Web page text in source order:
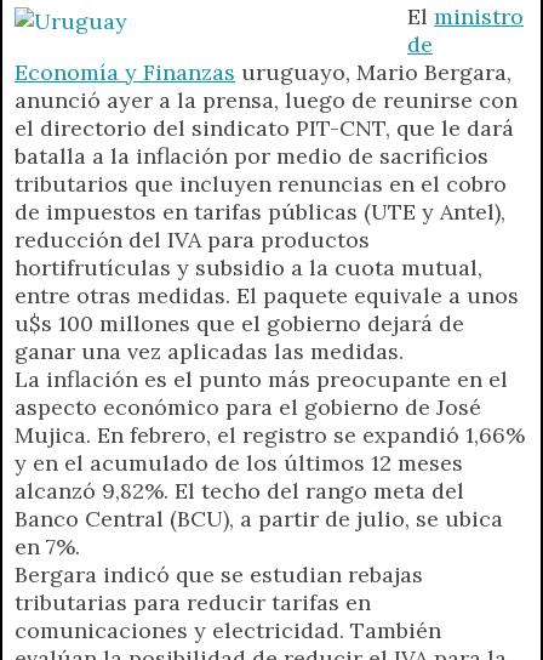
p
m
n
d
l
y
El ministro
de
Economía y Finanzas uruguayo, Mario Bergara,
anunció ayer a la prensa, luego de reunirse con
el directorio del sindicato PIT-CNT, que le dará
batalla a la inflación por medio de sacrificios
tributarios que incluyen renuncias en el cobro
de impuestos en tarifas públicas (UTE y Antel),
reducción del IVA para productos
hortifrutículas y subsidio a la cuota mutual,
entre otras medidas. El paquete equivale a unos
u$s 100 millones que el gobierno dejará de
ganar una vez aplicadas las medidas.
La inflación es el punto más preocupante en el
aspecto económico para el gobierno de José
Mujica. En febrero, el registro se expandió 1,66%
y en el acumulado de los últimos 12 meses
alcanzó 9,82%. El techo del rango meta del
Banco Central (BCU), a partir de julio, se ubica
en 7%.
Bergara indicó que se estudian rebajas
tributarias para reducir tarifas en
comunicaciones y electricidad. También